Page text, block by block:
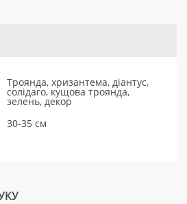
Троянда, хризантема, діантус,
солідаго, кущова троянда,
зелень, декор
30-35 см